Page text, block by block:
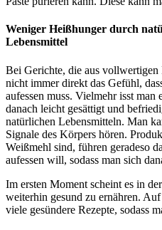
Weniger Heißhunger durch
Lebensmittel
Bei Gerichte, die aus vollwertigen
nicht immer direkt das Gefühl,
aufessen muss. Vielmehr isst
danach leicht gesättigt und
natürlichen Lebensmitteln. Man
Signale des Körpers hören.
Weißmehl sind, führen geradeso
aufessen will, sodass man sich
Im ersten Moment scheint es in
weiterhin gesund zu ernähren.
viele gesündere Rezepte, sodass